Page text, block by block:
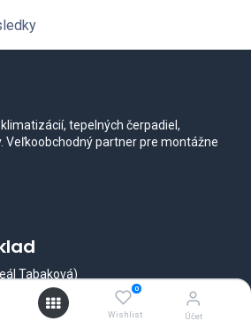
0
Wishlist Účet
tepelných čerpadiel,
Veľkoobchodný partner pre montážne
Tabaková)